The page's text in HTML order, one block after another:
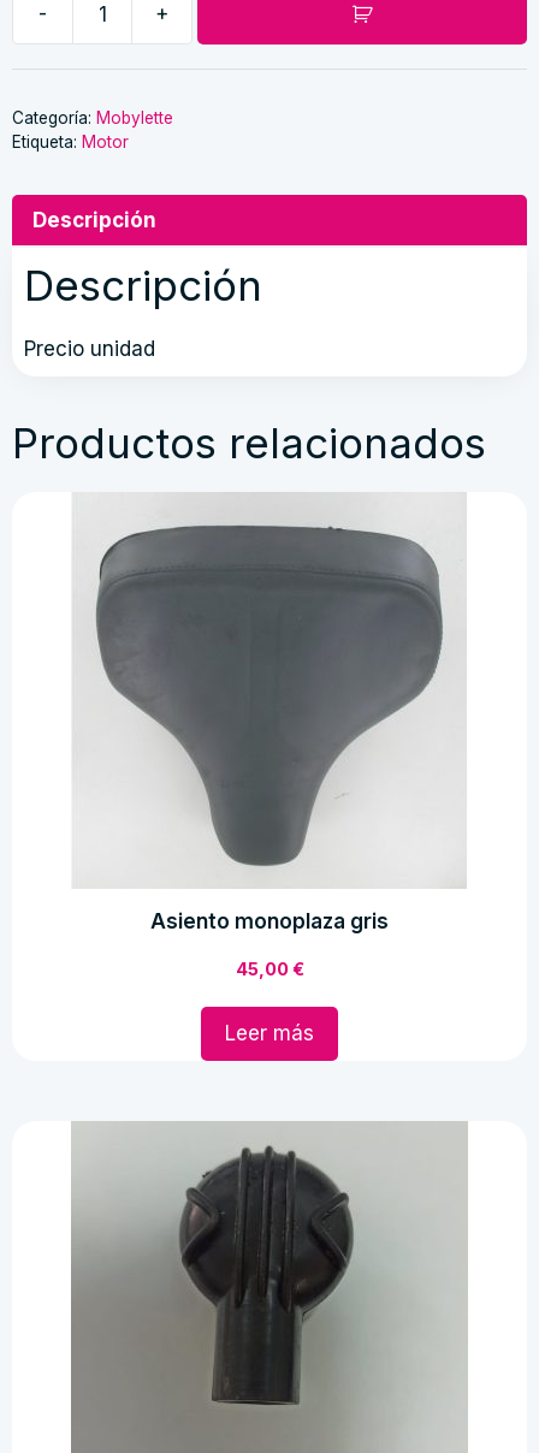
- +
Categoría: Mobylette
Etiqueta: Motor
Descripción
Descripción
Precio unidad
Productos relacionados
Asiento monoplaza gris
45,00€
Leer más